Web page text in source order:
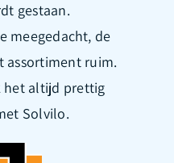
gestaan.
meegedacht, de
assortiment ruim.
het altijd prettig
Solvilo.